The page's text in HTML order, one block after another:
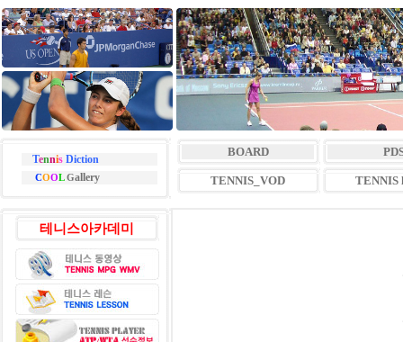
TennisDiction
COOLGallery
BOARD
TENNIS_VOD TENNIS
테니스아카데미